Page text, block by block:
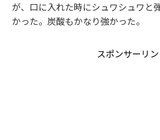
が、口に入れた時にシュワシュワと
かった。炭酸もかなり強かった。
スポンサーリン